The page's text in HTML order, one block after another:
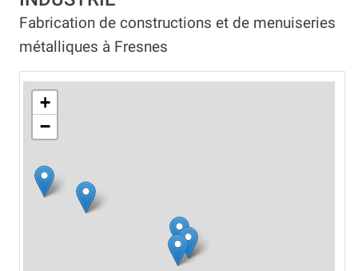
Fabrication de constructions et de menuiseries
métalliques à Fresnes
+
−